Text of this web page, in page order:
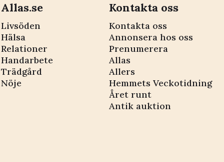
Allas.se
Livsöden
Hälsa
Relationer
Handarbete
Trädgård
Nöje
Kontakta oss
Kontakta oss
Annonsera hos oss
Prenumerera
Allas
Allers
Hemmets Veckotidning
Året runt
Antik auktion